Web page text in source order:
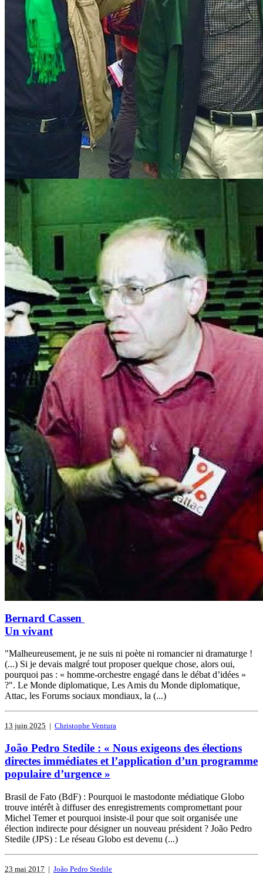
Bernard Cassen
Un vivant
"Malheureusement, je ne suis ni poète ni romancier ni dramaturge !
(...) Si je devais malgré tout proposer quelque chose, alors oui,
pourquoi pas : « homme-orchestre engagé dans le débat d’idées »
?". Le Monde diplomatique, Les Amis du Monde diplomatique,
Attac, les Forums sociaux mondiaux, la (...)
13 juin 2025 | Christophe Ventura
João Pedro Stedile : « Nous exigeons des élections
directes immédiates et l’application d’un programme
populaire d’urgence »
Brasil de Fato (BdF) : Pourquoi le mastodonte médiatique Globo
trouve intérêt à diffuser des enregistrements compromettant pour
Michel Temer et pourquoi insiste-il pour que soit organisée une
élection indirecte pour désigner un nouveau président ? João Pedro
Stedile (JPS) : Le réseau Globo est devenu (...)
23 mai 2017 | João Pedro Stedile